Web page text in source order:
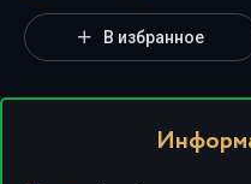
В избранное